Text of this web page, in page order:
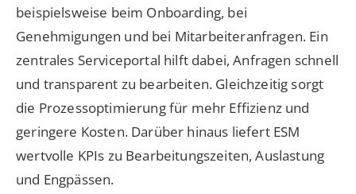
beispielsweise beim Onboarding, bei
Genehmigungen und bei Mitarbeiteranfragen. Ein
zentrales Serviceportal hilft dabei, Anfragen schnell
und transparent zu bearbeiten. Gleichzeitig sorgt
die Prozessoptimierung für mehr Effizienz und
geringere Kosten. Darüber hinaus liefert ESM
wertvolle KPIs zu Bearbeitungszeiten, Auslastung
und Engpässen.